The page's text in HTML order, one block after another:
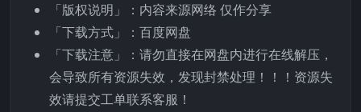
「版权说明」：内容来源网络 仅作分享
「下载方式」：百度网盘
「下载注意」：请勿直接在网盘内进行在线解压，
会导致所有资源失效，发现封禁处理！！！资源失
效请提交工单联系客服！